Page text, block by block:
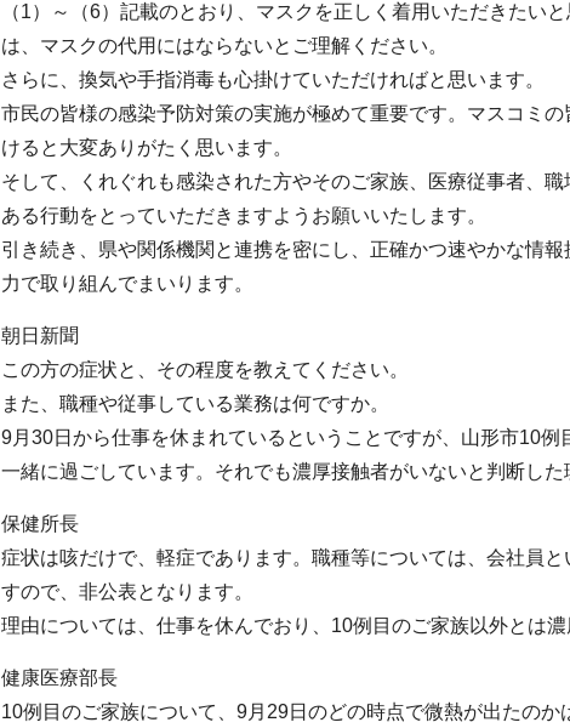
（1）～（6）記載のとおり、マスクを正しく着用いただきたい
は、マスクの代用にはならないとご理解ください。
さらに、換気や手指消毒も心掛けていただければと思います。
市民の皆様の感染予防対策の実施が極めて重要です。マスコミ
けると大変ありがたく思います。
そして、くれぐれも感染された方やそのご家族、医療従事者、
ある行動をとっていただきますようお願いいたします。
引き続き、県や関係機関と連携を密にし、正確かつ速やかな情
力で取り組んでまいります。
朝日新聞
この方の症状と、その程度を教えてください。
また、職種や従事している業務は何ですか。
9月30日から仕事を休まれているということですが、山形市10
一緒に過ごしています。それでも濃厚接触者がいないと判断した
保健所長
症状は咳だけで、軽症であります。職種等については、会社員
すので、非公表となります。
理由については、仕事を休んでおり、10例目のご家族以外とは
健康医療部長
10例目のご家族について、9月29日のどの時点で微熱が出たの